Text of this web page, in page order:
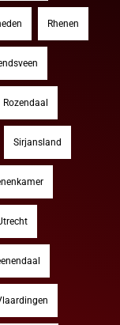
Rhenen
Rozendaal
Sirjansland